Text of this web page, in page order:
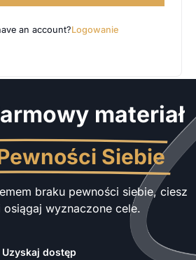
an account?Logowanie
materiał
Siebie
braku pewności siebie, ciesz
osiągaj wyznaczone cele.
Uzyskaj dostęp